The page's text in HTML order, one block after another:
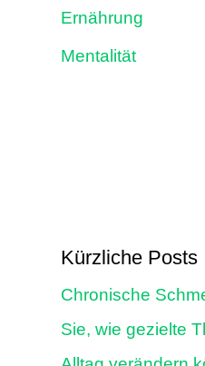
Ernährung
Mentalität
Kürzliche Posts
Chronische
Sie, wie gezielte